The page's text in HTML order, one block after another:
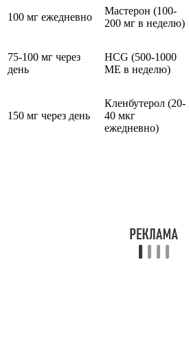
100 мг ежедневно
Мастерон (100-
200 мг в неделю)
75-100 мг через
день
HCG (500-1000
МЕ в неделю)
150 мг через день
Кленбутерол (20-
40 мкг
ежедневно)